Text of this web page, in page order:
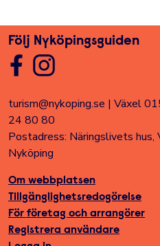
Följ Nyköpingsguiden
turism@nykoping.se | Växel
24 80 80
Postadress: Näringslivets
Nyköping
Om webbplatsen
Tillgänglighetsredogörelse
För företag och arrangörer
Registrera användare